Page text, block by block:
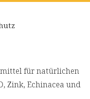
für natürlichen
Zink, Echinacea und